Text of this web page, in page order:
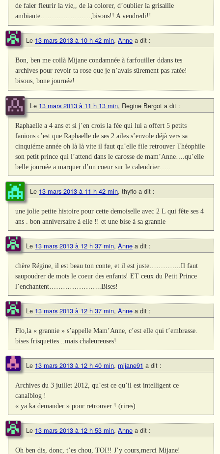
de faier fleurir la vie,, de la colorer, d’oublier la grisaille
ambiante………………….;bisous!! A vendredi!!
Le 13 mars 2013 à 10 h 42 min, Anne a dit :
Bon, ben me coilà Mijane condamnée à farfouiller ddans tes
archives pour revoir ta rose que je n’avais sûrement pas ratée!
bisous, bone journée!
Le 13 mars 2013 à 11 h 13 min, Regine Bergot a dit :
Raphaelle a 4 ans et si j’en crois la fée qui lui a offert 5 petits
fanions c’est que Raphaelle de ses 2 ailes s’envole déjà vers sa
cinquiéme année oh là là vite il faut qu’elle file retrouver Théophile
son petit prince qui l’attend dans le carosse de mam’Anne….qu’elle
belle journée a marquer d’un coeur sur le calendrier…..
Le 13 mars 2013 à 11 h 42 min, thyflo a dit :
une jolie petite histoire pour cette demoiselle avec 2 L qui fête ses 4
ans . bon anniversaire à elle !! et une bise à sa grannie
Le 13 mars 2013 à 12 h 37 min, Anne a dit :
chère Régine, il est beau ton conte, et il est juste…………..Il faut
saupoudrer de mots le coeur des enfants! ET ceux du Petit Prince
l’enchantent…………………..Bises!
Le 13 mars 2013 à 12 h 37 min, Anne a dit :
Flo,la « grannie » s’appelle Mam’Anne, c’est elle qui t’embrasse.
bises frisquettes ..mais chaleureuses!
Le 13 mars 2013 à 12 h 40 min, mijane91 a dit :
Archives du 3 juillet 2012, qu’est ce qu’il est intelligent ce
canalblog !
« ya ka demander » pour retrouver ! (rires)
Le 13 mars 2013 à 12 h 53 min, Anne a dit :
Oh ben dis, donc, t’es chou, TOI!! J’y cours,merci Mijane!